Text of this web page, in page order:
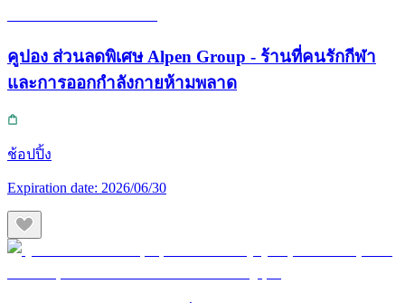
คูปอง ส่วนลดพิเศษ Alpen Group - ร้านที่คนรักกีฬา
และการออกกำลังกายห้ามพลาด
ช้อปปิ้ง
Expiration date: 2026/06/30